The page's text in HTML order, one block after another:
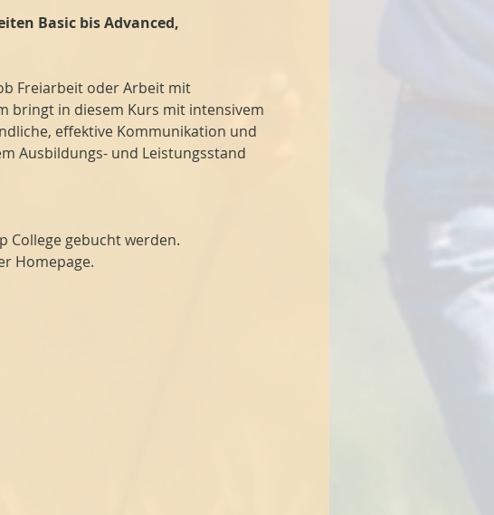
Basic bis Advanced,
Freiarbeit oder Arbeit mit
bringt in diesem Kurs mit intensivem
effektive Kommunikation und
Ausbildungs- und Leistungsstand
College gebucht werden.
Homepage.